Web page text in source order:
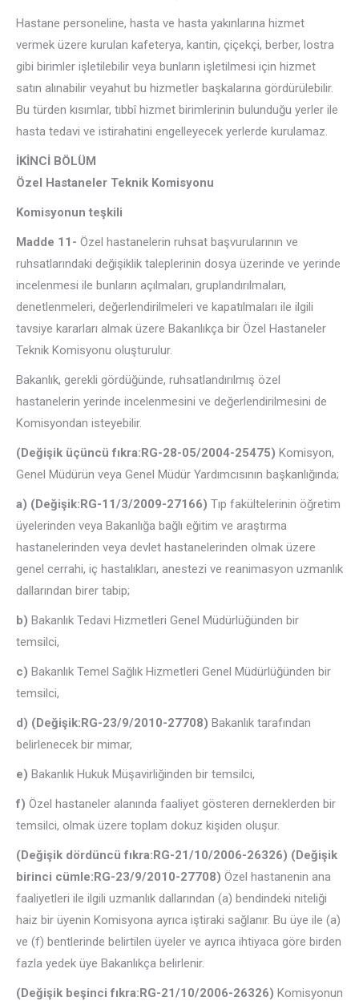
Hastane personeline, hasta ve hasta yakınlarına hizmet
vermek üzere kurulan kafeterya, kantin, çiçekçi, berber, lostra
gibi birimler işletilebilir veya bunların işletilmesi için hizmet
satın alınabilir veyahut bu hizmetler başkalarına gördürülebilir.
Bu türden kısımlar, tıbbî hizmet birimlerinin bulunduğu yerler ile
hasta tedavi ve istirahatini engelleyecek yerlerde kurulamaz.
İKİNCİ BÖLÜM
Özel Hastaneler Teknik Komisyonu
Komisyonun teşkili
Madde 11- Özel hastanelerin ruhsat başvurularının ve
ruhsatlarındaki değişiklik taleplerinin dosya üzerinde ve yerinde
incelenmesi ile bunların açılmaları, gruplandırılmaları,
denetlenmeleri, değerlendirilmeleri ve kapatılmaları ile ilgili
tavsiye kararları almak üzere Bakanlıkça bir Özel Hastaneler
Teknik Komisyonu oluşturulur.
Bakanlık, gerekli gördüğünde, ruhsatlandırılmış özel
hastanelerin yerinde incelenmesini ve değerlendirilmesini de
Komisyondan isteyebilir.
(Değişik üçüncü fıkra:RG-28-05/2004-25475) Komisyon,
Genel Müdürün veya Genel Müdür Yardımcısının başkanlığında;
a) (Değişik:RG-11/3/2009-27166) Tıp fakültelerinin öğretim
üyelerinden veya Bakanlığa bağlı eğitim ve araştırma
hastanelerinden veya devlet hastanelerinden olmak üzere
genel cerrahi, iç hastalıkları, anestezi ve reanimasyon uzmanlık
dallarından birer tabip;
b) Bakanlık Tedavi Hizmetleri Genel Müdürlüğünden bir
temsilci,
c) Bakanlık Temel Sağlık Hizmetleri Genel Müdürlüğünden bir
temsilci,
d) (Değişik:RG-23/9/2010-27708) Bakanlık tarafından
belirlenecek bir mimar,
e) Bakanlık Hukuk Müşavirliğinden bir temsilci,
f) Özel hastaneler alanında faaliyet gösteren derneklerden bir
temsilci, olmak üzere toplam dokuz kişiden oluşur.
(Değişik dördüncü fıkra:RG-21/10/2006-26326) (Değişik
birinci cümle:RG-23/9/2010-27708) Özel hastanenin ana
faaliyetleri ile ilgili uzmanlık dallarından (a) bendindeki niteliği
haiz bir üyenin Komisyona ayrıca iştiraki sağlanır. Bu üye ile (a)
ve (f) bentlerinde belirtilen üyeler ve ayrıca ihtiyaca göre birden
fazla yedek üye Bakanlıkça belirlenir.
(Değişik beşinci fıkra:RG-21/10/2006-26326) Komisyonun